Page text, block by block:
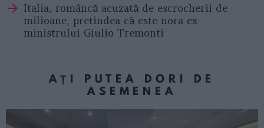
Italia, româncă acuzată de escrocherii de
milioane, pretindea că este nora ex-
ministrului Giulio Tremonti
AȚI PUTEA DORI DE
ASEMENEA